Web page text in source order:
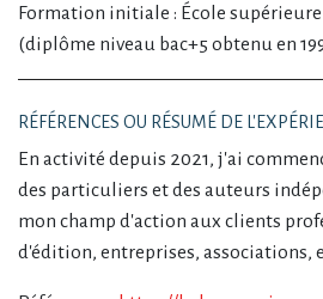
Formation initiale : École
(diplôme niveau bac+5 obtenu en
RÉFÉRENCES OU RÉSUMÉ DE
En activité depuis 2021, j'ai
des particuliers et des auteurs
mon champ d'action aux clients
d'édition, entreprises, associations,